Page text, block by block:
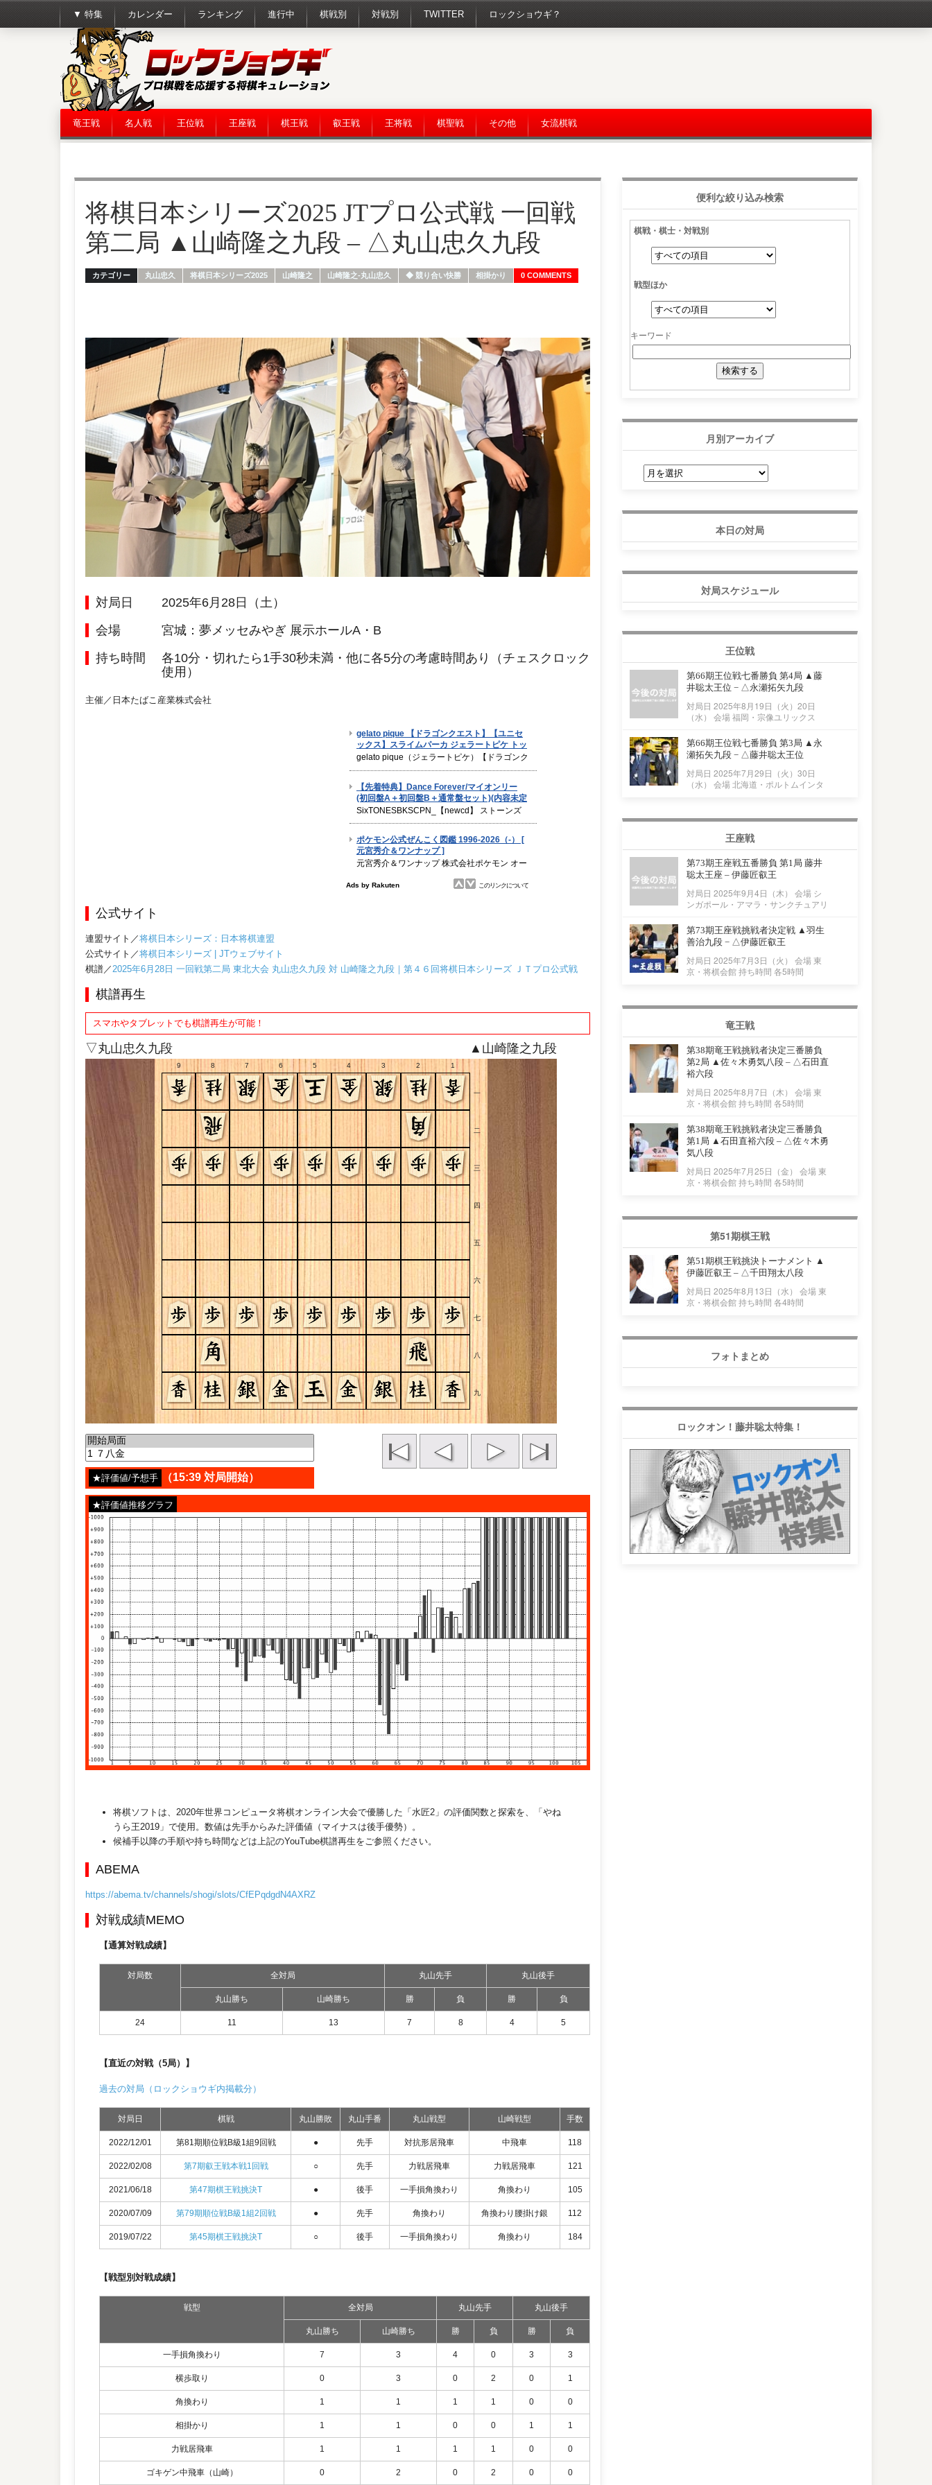
▼ 特集 カレンダー ランキング 進行中 棋戦別 対戦別 TWITTER ロックショウギ？
竜王戦 名人戦 王位戦 王座戦 棋王戦 叡王戦 王将戦 棋聖戦 その他 女流棋戦
将棋日本シリーズ2025 JTプロ公式戦 一回戦
第二局 ▲山崎隆之九段 – △丸山忠久九段
カテゴリー 丸山忠久 将棋日本シリーズ2025 山崎隆之 山崎隆之-丸山忠久 ◆ 競り合い快勝 相掛かり 0 COMMENTS
対局日
2025年6月28日（土）
会場
宮城：夢メッセみやぎ 展示ホールA・B
持ち時間
各10分・切れたら1手30秒未満・他に各5分の考慮時間あり（チェスクロック
使用）
主催／日本たばこ産業株式会社
公式サイト
連盟サイト／将棋日本シリーズ：日本将棋連盟
公式サイト／将棋日本シリーズ | JTウェブサイト
棋譜／ 2025年6月28日 一回戦第二局 東北大会 丸山忠久九段 対 山崎隆之九段｜第４６回将棋日本シリーズ ＪＴプロ公式戦
棋譜再生
スマホやタブレットでも棋譜再生が可能！
▽丸山忠久九段 ▲山崎隆之九段
9 8 7 6 5 4 3 2 1
一
二
三
四
五
六
七
八
九
★評価値/予想手 （15:39 対局開始）
★評価値推移グラフ
将棋ソフトは、2020年世界コンピュータ将棋オンライン大会で優勝した「水匠2」の評価関数と探索を、「やね
うら王2019」で使用。数値は先手からみた評価値（マイナスは後手優勢）。
候補手以降の手順や持ち時間などは上記のYouTube棋譜再生をご参照ください。
ABEMA
https://abema.tv/channels/shogi/slots/CfEPqdgdN4AXRZ
対戦成績MEMO
【通算対戦成績】
対局数 全対局 丸山先手 丸山後手
丸山勝ち 山崎勝ち 勝 負 勝 負
24 11 13 7 8 4 5
【直近の対戦（5局）】
過去の対局（ロックショウギ内掲載分）
対局日 棋戦 丸山勝敗 丸山手番 丸山戦型 山崎戦型 手数
2022/12/01 第81期順位戦B級1組9回戦 ● 先手 対抗形居飛車 中飛車 118
2022/02/08 第7期叡王戦本戦1回戦 ○ 先手 力戦居飛車 力戦居飛車 121
2021/06/18 第47期棋王戦挑決T ● 後手 一手損角換わり 角換わり 105
2020/07/09 第79期順位戦B級1組2回戦 ● 先手 角換わり 角換わり腰掛け銀 112
2019/07/22 第45期棋王戦挑決T ○ 後手 一手損角換わり 角換わり 184
【戦型別対戦成績】
戦型 全対局 丸山先手 丸山後手
丸山勝ち 山崎勝ち 勝 負 勝 負
一手損角換わり 7 3 4 0 3 3
横歩取り 0 3 0 2 0 1
角換わり 1 1 1 1 0 0
相掛かり 1 1 0 0 1 1
力戦居飛車 1 1 1 1 0 0
ゴキゲン中飛車（山崎） 0 2 0 2 0 0
便利な絞り込み検索
棋戦・棋士・対戦別
戦型ほか
キーワード
月別アーカイブ
ブ
本日の対局
対局スケジュール
王位戦
第66期王位戦七番勝負 第4局 ▲藤
井聡太王位 − △永瀬拓矢九段
対局日 2025年8月19日（火）20日
（水） 会場 福岡・宗像ユリックス
第66期王位戦七番勝負 第3局 ▲永
瀬拓矢九段 − △藤井聡太王位
対局日 2025年7月29日（火）30日
（水） 会場 北海道・ポルトムインタ
王座戦
第73期王座戦五番勝負 第1局 藤井
聡太王座 – 伊藤匠叡王
対局日 2025年9月4日（木） 会場 シ
ンガポール・アマラ・サンクチュアリ
第73期王座戦挑戦者決定戦 ▲羽生
善治九段 − △伊藤匠叡王
対局日 2025年7月3日（火） 会場 東
京・将棋会館 持ち時間 各5時間
竜王戦
第38期竜王戦挑戦者決定三番勝負
第2局 ▲佐々木勇気八段 – △石田直
裕六段
対局日 2025年8月7日（木） 会場 東
京・将棋会館 持ち時間 各5時間
第38期竜王戦挑戦者決定三番勝負
第1局 ▲石田直裕六段 – △佐々木勇
気八段
対局日 2025年7月25日（金） 会場 東
京・将棋会館 持ち時間 各5時間
第51期棋王戦
第51期棋王戦挑決トーナメント ▲
伊藤匠叡王 – △千田翔太八段
対局日 2025年8月13日（水） 会場 東
京・将棋会館 持ち時間 各4時間
フォトまとめ
ロックオン！藤井聡太特集！